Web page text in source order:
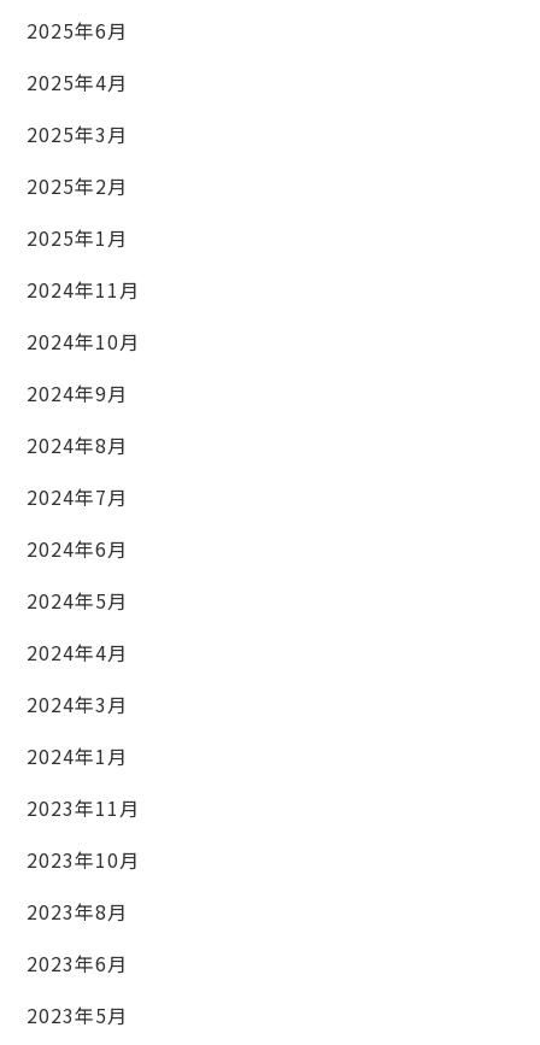
2025年6月
2025年4月
2025年3月
2025年2月
2025年1月
2024年11月
2024年10月
2024年9月
2024年8月
2024年7月
2024年6月
2024年5月
2024年4月
2024年3月
2024年1月
2023年11月
2023年10月
2023年8月
2023年6月
2023年5月